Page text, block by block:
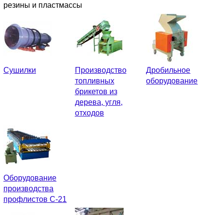
резины и пластмассы
Сушилки
Производство
топливных
брикетов из
дерева, угля,
отходов
Дробильное
оборудование
Оборудование
производства
профлистов C-21